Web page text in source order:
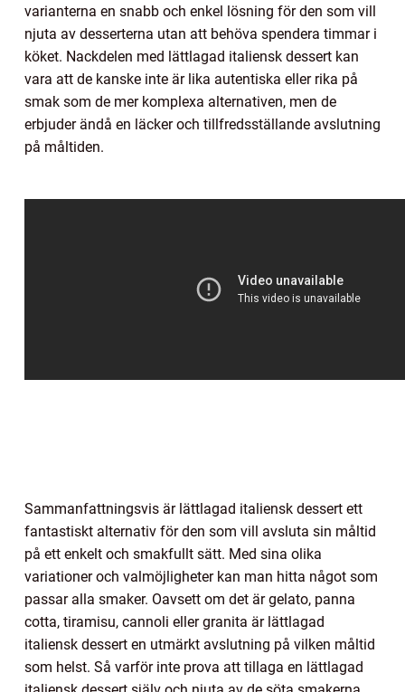
varianterna en snabb och enkel lösning för den som vill
njuta av desserterna utan att behöva spendera timmar i
köket. Nackdelen med lättlagad italiensk dessert kan
vara att de kanske inte är lika autentiska eller rika på
smak som de mer komplexa alternativen, men de
erbjuder ändå en läcker och tillfredsställande avslutning
på måltiden.
Sammanfattningsvis är lättlagad italiensk dessert ett
fantastiskt alternativ för den som vill avsluta sin måltid
på ett enkelt och smakfullt sätt. Med sina olika
variationer och valmöjligheter kan man hitta något som
passar alla smaker. Oavsett om det är gelato, panna
cotta, tiramisu, cannoli eller granita är lättlagad
italiensk dessert en utmärkt avslutning på vilken måltid
som helst. Så varför inte prova att tillaga en lättlagad